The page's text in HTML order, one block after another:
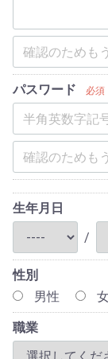
パスワード 必須
生年月日
/
性別
男性
職業